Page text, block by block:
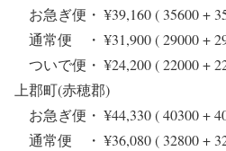
お急ぎ便・ ¥39,160 ( 35600 +
通常便 ・ ¥31,900 ( 29000 +
ついで便・ ¥24,200 ( 22000
上郡町(赤穂郡)
お急ぎ便・ ¥44,330 ( 40300 +
通常便 ・ ¥36,080 ( 32800 +